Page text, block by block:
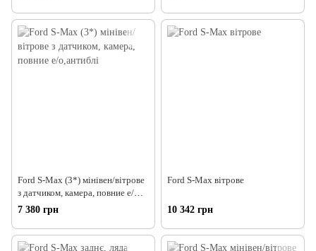
Ford S-Max (3*) мінівен/вітрове
з датчиком, камера, повние е/
о,антиблі
7 380 грн
Ford S-Max вітрове
10 342 грн